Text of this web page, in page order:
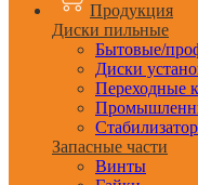
Продукция
Диски пильные
Бытовые/
Диски
Переходные
Запасные части
Винты